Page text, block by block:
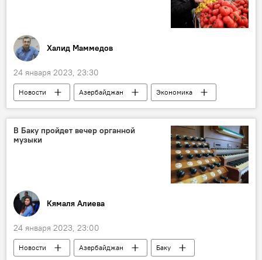
Халид Маммедов
24 января 2023, 23:30
Новости Азербайджан
Экономика
продовольствие
Инфляция
Статистика
В Баку пройдет вечер органной
музыки
Кямаля Алиева
24 января 2023, 23:00
Новости Азербайджан
Баку